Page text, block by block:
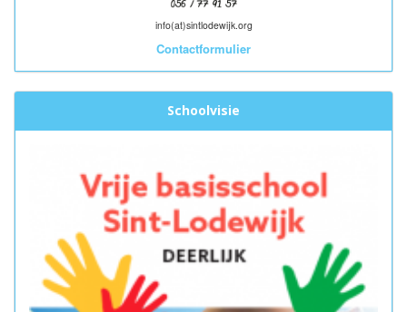
info(at)sintlodewijk.org
Contactformulier
Schoolvisie